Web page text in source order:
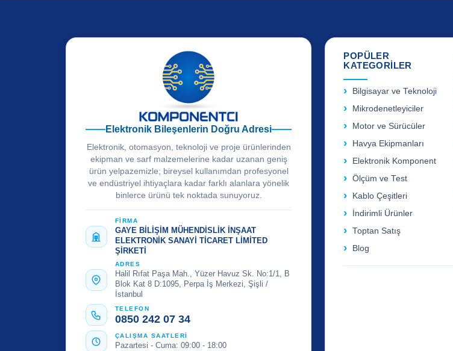
Elektronik Bileşenlerin Doğru Adresi
Elektronik, otomasyon, teknoloji ve proje ürünlerinden
ekipman ve sarf malzemelerine kadar uzanan geniş
ürün yelpazemizle; bireysel kullanımdan profesyonel
ve endüstriyel ihtiyaçlara kadar farklı alanlara yönelik
binlerce ürünü tek noktada sunuyoruz.
FİRMA
GAYE BİLİŞİM MÜHENDİSLİK İNŞAAT
ELEKTRONİK SANAYİ TİCARET LİMİTED
ŞİRKETİ
ADRES
Halil Rıfat Paşa Mah., Yüzer Havuz Sk. No:1/1, B
Blok Kat 8 D:1095, Perpa İş Merkezi, Şişli /
İstanbul
TELEFON
0850 242 07 34
ÇALIŞMA SAATLERİ
Pazartesi - Cuma: 09:00 - 18:00
POPÜLER
KATEGORİLER
Bilgisayar ve Teknoloji
Mikrodenetleyiciler
Motor ve Sürücüler
Havya Ekipmanları
Elektronik Komponent
Ölçüm ve Test
Kablo Çeşitleri
İndirimli Ürünler
Toptan Satış
Blog